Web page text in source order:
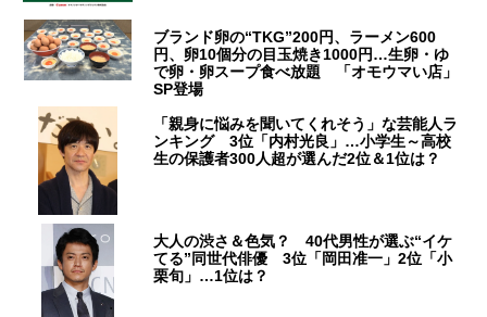
ブランド卵の“TKG”200円、ラーメン600
円、卵10個分の目玉焼き1000円…生卵・ゆ
で卵・卵スープ食べ放題 「オモウマい店」
SP登場
「親身に悩みを聞いてくれそう」な芸能人ラ
ンキング 3位「内村光良」…小学生～高校
生の保護者300人超が選んだ2位＆1位は？
大人の渋さ＆色気？ 40代男性が選ぶ“イケ
てる”同世代俳優 3位「岡田准一」2位「小
栗旬」…1位は？